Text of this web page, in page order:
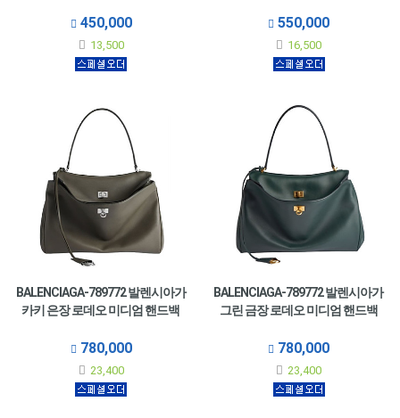
450,000
13,500
550,000
16,500
BALENCIAGA-789772 발렌시아가
카키 은장 로데오 미디엄 핸드백
780,000
23,400
BALENCIAGA-789772 발렌시아가
그린 금장 로데오 미디엄 핸드백
780,000
23,400